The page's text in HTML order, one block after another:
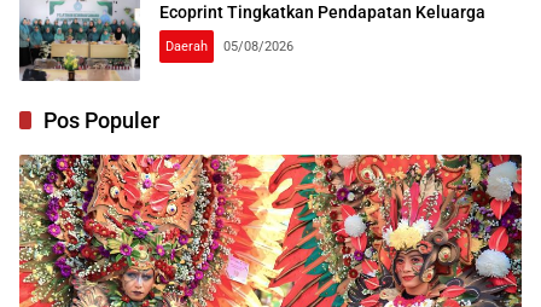
Ecoprint Tingkatkan Pendapatan Keluarga
Daerah 05/08/2026
Pos Populer